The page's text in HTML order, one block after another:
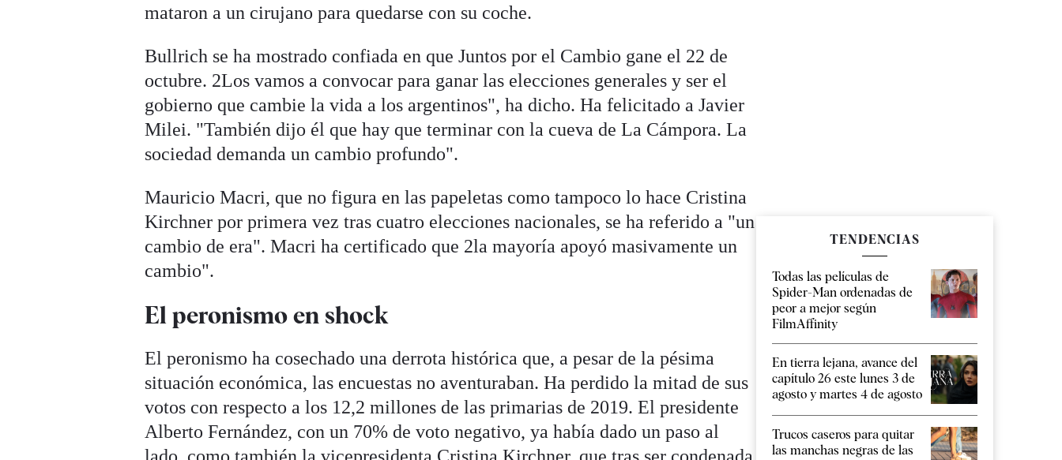
mataron a un cirujano para quedarse con su coche.
Bullrich se ha mostrado confiada en que Juntos por el Cambio gane el 22 de
octubre. 2Los vamos a convocar para ganar las elecciones generales y ser el
gobierno que cambie la vida a los argentinos", ha dicho. Ha felicitado a Javier
Milei. "También dijo él que hay que terminar con la cueva de La Cámpora. La
sociedad demanda un cambio profundo".
Mauricio Macri, que no figura en las papeletas como tampoco lo hace Cristina
Kirchner por primera vez tras cuatro elecciones nacionales, se ha referido a "un
cambio de era". Macri ha certificado que 2la mayoría apoyó masivamente un
cambio".
El peronismo en shock
El peronismo ha cosechado una derrota histórica que, a pesar de la pésima
situación económica, las encuestas no aventuraban. Ha perdido la mitad de sus
votos con respecto a los 12,2 millones de las primarias de 2019. El presidente
Alberto Fernández, con un 70% de voto negativo, ya había dado un paso al
lado, como tambiénla vicepresidenta Cristina Kirchner, que tras ser condenada
TENDENCIAS
Todas las películas de
Spider-Man ordenadas de
peor a mejor según
FilmAffinity
En tierra lejana, avance del
capítulo 26 este lunes 3 de
agosto y martes 4 de agosto
Trucos caseros para quitar
las manchas negras de las